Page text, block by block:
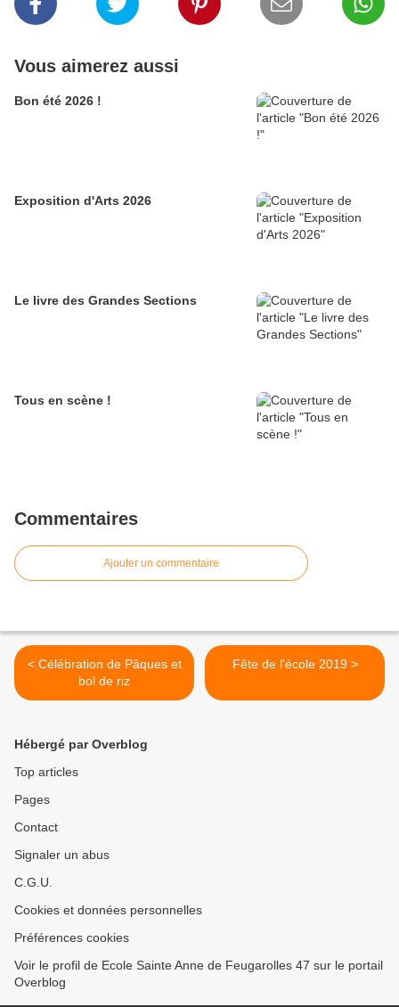
Vous aimerez aussi
Bon été 2026 !
Exposition d'Arts 2026
Le livre des Grandes Sections
Tous en scène !
Commentaires
Ajouter un commentaire
< Célébration de Pâques et
bol de riz
Fête de l'école 2019 >
Hébergé par Overblog
Top articles
Pages
Contact
Signaler un abus
C.G.U.
Cookies et données personnelles
Préférences cookies
Voir le profil de Ecole Sainte Anne de Feugarolles 47 sur le portail
Overblog